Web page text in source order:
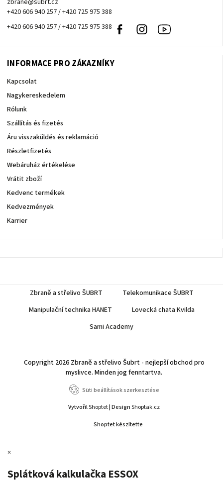
zbrane@subrt.cz
+420 606 940 257 / +420 725 975 388
+420 606 940 257 / +420 725 975 388
Facebook Instagram
INFORMACE PRO ZÁKAZNÍKY
Kapcsolat
Nagykereskedelem
Rólunk
Szállítás és fizetés
Áru visszaküldés és reklamáció
Részletfizetés
Webáruház értékelése
Vrátit zboží
Kedvenc termékek
Kedvezmények
Karrier
Zbraně a střelivo ŠUBRT
Telekomunikace ŠUBRT
Manipulační technika HANET
Lovecká chata Kvilda
Sami Academy
Shoptet készítette
Copyright 2026 Zbraně a střelivo Šubrt - nejlepší obchod pro
myslivce. Minden jog fenntartva.
Süti beállítások szerkesztése
VytvořilShoptet | DesignShoptak.cz
×
Splátková kalkulačka ESSOX